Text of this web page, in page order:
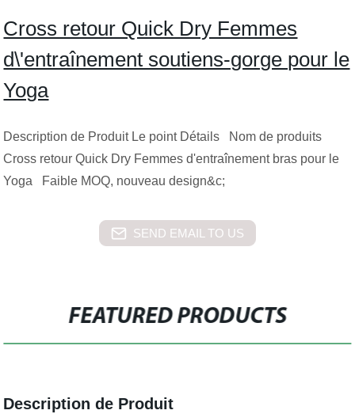
Cross retour Quick Dry Femmes
d\'entraînement soutiens-gorge pour le
Yoga
Description de Produit Le point Détails Nom de produits
Cross retour Quick Dry Femmes d'entraînement bras pour le
Yoga Faible MOQ, nouveau design&c;
SEND EMAIL TO US
FEATURED PRODUCTS
Description de Produit